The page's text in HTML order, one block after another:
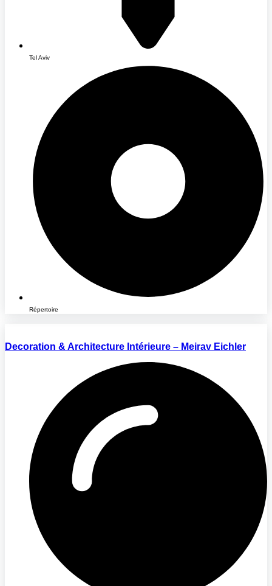
Tel Aviv
Répertoire
Decoration & Architecture Intérieure – Meirav Eichler